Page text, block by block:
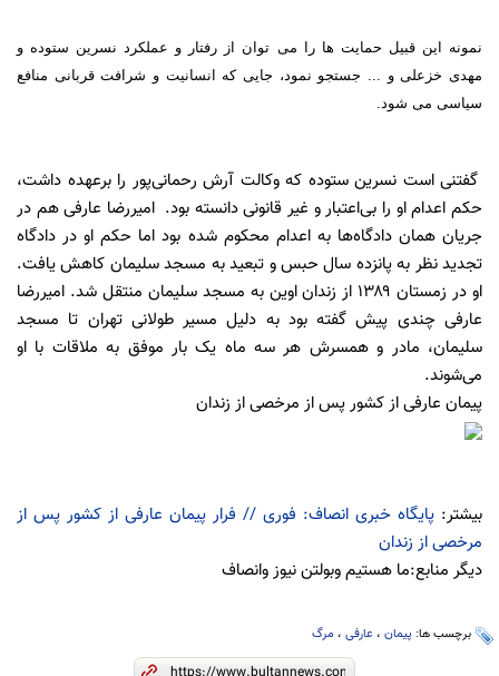
نمونه این قبیل حمایت ها را می توان از رفتار و عملکرد نسرین ستوده و
مهدی خزعلی و ... جستجو نمود، جایی که انسانیت و شرافت قربانی منافع
سیاسی می شود.
گفتنی است نسرین ستوده که وکالت آرش رحمانی‌پور را برعهده داشت،
حکم اعدام او را بی‌اعتبار و غیر قانونی دانسته بود. امیررضا عارفی هم در
جریان همان دادگاه‌ها به اعدام محکوم شده بود اما حکم او در دادگاه
تجدید نظر به پانزده سال حبس و تبعید به مسجد سلیمان کاهش یافت.
او در زمستان ۱۳۸۹ از زندان اوین به مسجد سلیمان منتقل شد. امیررضا
عارفی چندی پیش گفته بود به دلیل مسیر طولانی تهران تا مسجد
سلیمان، مادر و همسرش هر سه ماه یک بار موفق به ملاقات با او
می‌شوند.
پیمان عارفی از کشور پس از مرخصی از زندان
بیشتر: پایگاه خبری انصاف: فوری // فرار پیمان عارفی از کشور پس از
مرخصی از زندان
ديگر منابع:ما هستيم وبولتن نيوز وانصاف
برچسب ها: پیمان ، عارفی ، مرگ